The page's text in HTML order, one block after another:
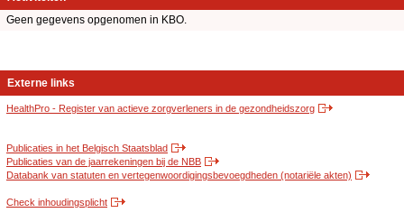
Geen gegevens opgenomen in KBO.
Externe links
HealthPro - Register van actieve zorgverleners in de gezondheidszorg
Publicaties in het Belgisch Staatsblad
Publicaties van de jaarrekeningen bij de NBB
Databank van statuten en vertegenwoordigingsbevoegdheden (notariële akten)
Check inhoudingsplicht